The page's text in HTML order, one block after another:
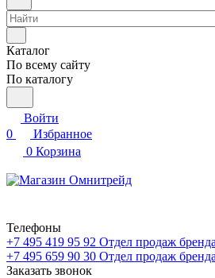
Каталог
По всему сайту
По каталогу
Войти
0
Избранное
0 Корзина
Телефоны
+7 495 419 95 92 Отдел продаж
+7 495 659 90 30 Отдел продаж
Заказать звонок